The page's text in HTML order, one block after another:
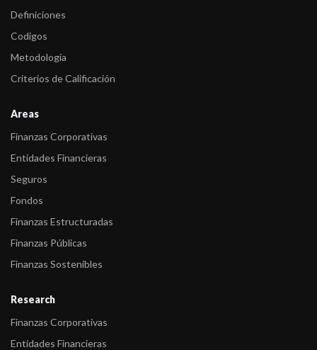
Definiciones
Codigos
Metodología
Criterios de Calificación
Areas
Finanzas Corporativas
Entidades Financieras
Seguros
Fondos
Finanzas Estructuradas
Finanzas Públicas
Finanzas Sostenibles
Research
Finanzas Corporativas
Entidades Financieras